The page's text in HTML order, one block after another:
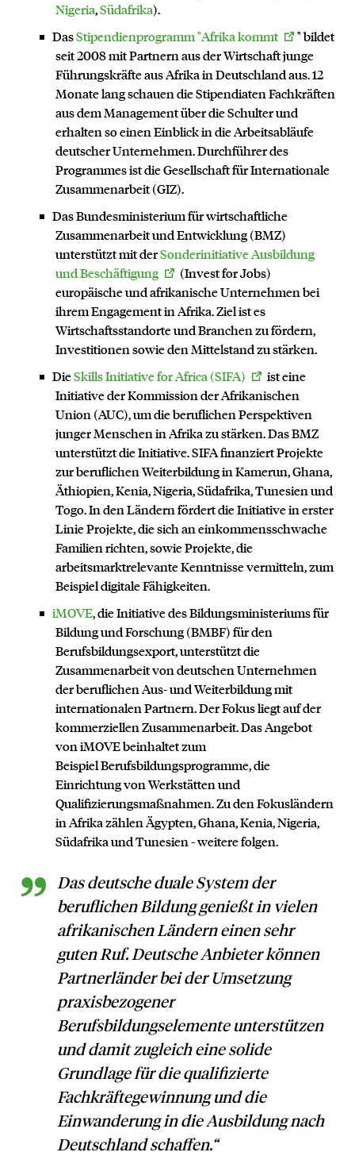
Nigeria,Südafrika).
DasStipendienprogramm "Afrika kommt
" bildet
seit 2008 mit Partnern aus der Wirtschaft junge
Führungskräfte aus Afrika in Deutschland aus. 12
Monate lang schauen die Stipendiaten Fachkräften
aus dem Management über die Schulter und
erhalten so einen Einblick in die Arbeitsabläufe
deutscher Unternehmen. Durchführer des
Programmes ist die Gesellschaft für Internationale
Zusammenarbeit (GIZ).
Das Bundesministerium für wirtschaftliche
Zusammenarbeit und Entwicklung (BMZ)
unterstützt mit derSonderinitiative Ausbildung
und Beschäftigung
(Invest for Jobs)
europäische und afrikanische Unternehmen bei
ihrem Engagement in Afrika. Ziel ist es
Wirtschaftsstandorte und Branchen zu fördern,
Investitionen sowie den Mittelstand zu stärken.
DieSkills Initiative for Africa (SIFA)
ist eine
Initiative der Kommission der Afrikanischen
Union (AUC), um die beruflichen Perspektiven
junger Menschen in Afrika zu stärken. Das BMZ
unterstützt die Initiative. SIFA finanziert Projekte
zur beruflichen Weiterbildung in Kamerun, Ghana,
Äthiopien, Kenia, Nigeria, Südafrika, Tunesien und
Togo. In den Ländern fördert die Initiative in erster
Linie Projekte, die sich an einkommensschwache
Familien richten, sowie Projekte, die
arbeitsmarktrelevante Kenntnisse vermitteln, zum
Beispiel digitale Fähigkeiten.
iMOVE, die Initiative des Bildungsministeriums für
Bildung und Forschung (BMBF) für den
Berufsbildungsexport, unterstützt die
Zusammenarbeit von deutschen Unternehmen
der beruflichen Aus- und Weiterbildung mit
internationalen Partnern. Der Fokus liegt auf der
kommerziellen Zusammenarbeit. Das Angebot
von iMOVE beinhaltet zum
Beispiel Berufsbildungsprogramme, die
Einrichtung von Werkstätten und
Qualifizierungsmaßnahmen. Zu den Fokusländern
in Afrika zählen Ägypten, Ghana, Kenia, Nigeria,
Südafrika und Tunesien - weitere folgen.
Das deutsche duale System der
beruflichen Bildung genießt in vielen
afrikanischen Ländern einen sehr
guten Ruf. Deutsche Anbieter können
Partnerländer bei der Umsetzung
praxisbezogener
Berufsbildungselemente unterstützen
und damit zugleich eine solide
Grundlage für die qualifizierte
Fachkräftegewinnung und die
Einwanderung in die Ausbildung nach
Deutschland schaffen.“
Kontakt